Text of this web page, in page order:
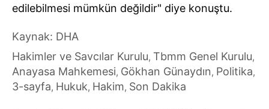
edilebilmesi mümkün değildir" diye konuştu.
Kaynak: DHA
Hakimler ve Savcılar Kurulu, Tbmm Genel Kurulu,
Anayasa Mahkemesi, Gökhan Günaydın, Politika,
3-sayfa, Hukuk, Hakim, Son Dakika